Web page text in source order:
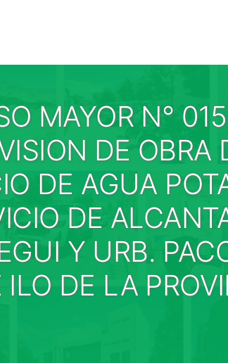
MAYOR N°
DE
DE AGUA
DE
Y URB.
ILO DE LA